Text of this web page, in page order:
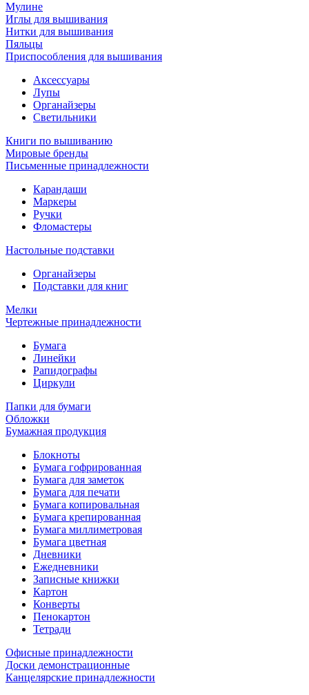
Мулине
Иглы для вышивания
Нитки для вышивания
Пяльцы
Приспособления для вышивания
Аксессуары
Лупы
Органайзеры
Светильники
Книги по вышиванию
Мировые бренды
Письменные принадлежности
Карандаши
Маркеры
Ручки
Фломастеры
Настольные подставки
Органайзеры
Подставки для книг
Мелки
Чертежные принадлежности
Бумага
Линейки
Рапидографы
Циркули
Папки для бумаги
Обложки
Бумажная продукция
Блокноты
Бумага гофрированная
Бумага для заметок
Бумага для печати
Бумага копировальная
Бумага крепированная
Бумага миллиметровая
Бумага цветная
Дневники
Ежедневники
Записные книжки
Картон
Конверты
Пенокартон
Тетради
Офисные принадлежности
Доски демонстрационные
Канцелярские принадлежности